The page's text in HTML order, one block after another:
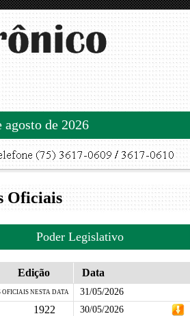
agosto de 2026
Oficiais
Poder Legislativo
Edição Data
OFICIAIS NESTA DATA 31/05/2026
1922 30/05/2026